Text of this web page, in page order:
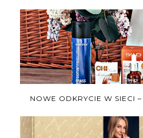
NOWE ODKRYCIE W SIECI